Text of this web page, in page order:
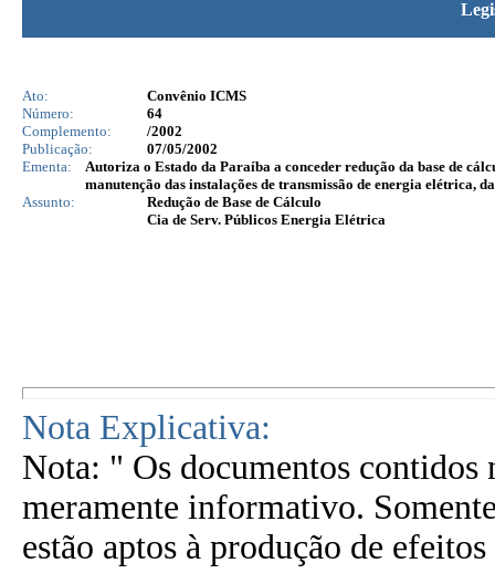
Ato:
Convênio ICMS
Número:
64
Complemento:
/2002
Publicação:
07/05/2002
Ementa:
Autoriza o Estado da Paraíba a conceder redução da base de
manutenção das instalações de transmissão de energia elétrica,
Assunto:
Redução de Base de Cálculo
Cia de Serv. Públicos Energia Elétrica
Nota Explicativa:
Nota: " Os documentos contidos
meramente informativo.
estão aptos à produção de